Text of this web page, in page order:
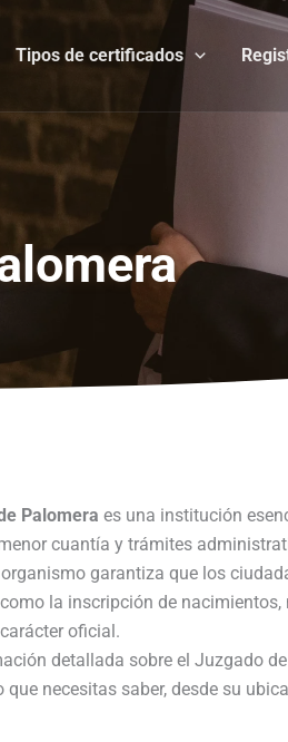
Tipos de certificados
Palomera es una institución
cuantía y trámites
garantiza que los
la inscripción de
oficial.
detallada sobre el Juzgado
que necesitas saber, desde su